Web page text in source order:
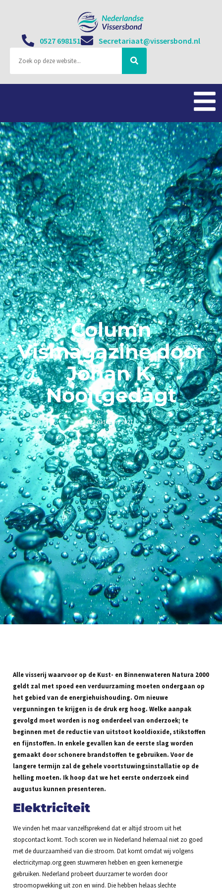
0527 698151 Secretariaat@vissersbond.nl
Column
Vismagazine door
Johan K.
Nooitgedagt
22 oktober, 2021
Alle visserij waarvoor op de Kust- en Binnenwateren Natura 2000
geldt zal met spoed een verduurzaming moeten ondergaan op
het gebied van de energiehuishouding. Om nieuwe
vergunningen te krijgen is de druk erg hoog. Welke aanpak
gevolgd moet worden is nog onderdeel van onderzoek; te
beginnen met de reductie van uitstoot kooldioxide, stikstoffen
en fijnstoffen. In enkele gevallen kan de eerste slag worden
gemaakt door schonere brandstoffen te gebruiken. Voor de
langere termijn zal de gehele voortstuwingsinstallatie op de
helling moeten. Ik hoop dat we het eerste onderzoek eind
augustus kunnen presenteren.
Elektriciteit
We vinden het maar vanzelfsprekend dat er altijd stroom uit het
stopcontact komt. Toch scoren we in Nederland helemaal niet zo goed
met de duurzaamheid van die stroom. Dat komt omdat wij volgens
electricitymap.org geen stuwmeren hebben en geen kernenergie
gebruiken. Nederland probeert duurzamer te worden door
stroomopwekking uit zon en wind. Die hebben helaas slechte